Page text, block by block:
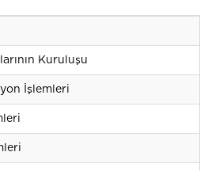
Kuruluşu
İşlemleri